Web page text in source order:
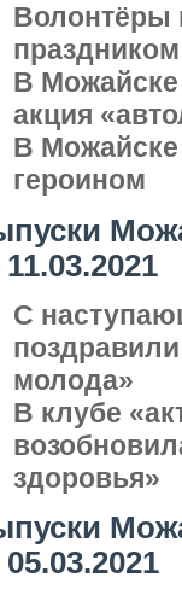
Волонтёры
В
акция
В
героином
11.03.2021
С
молода»
В клубе
здоровья»
05.03.2021